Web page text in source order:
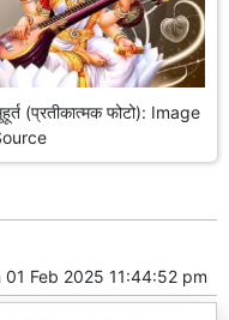
(प्रतीकात्मक फोटो): Image
01 Feb 2025 11:44:52 pm